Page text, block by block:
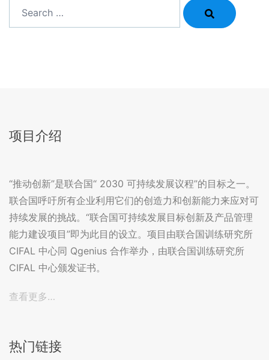
项目介绍
“推动创新”是联合国“ 2030 可持续发展议程”的目标之一。
联合国呼吁所有企业利用它们的创造力和创新能力来应对可
持续发展的挑战。“联合国可持续发展目标创新及产品管理
能力建设项目”即为此目的设立。项目由联合国训练研究所
CIFAL 中心同 Qgenius 合作举办，由联合国训练研究所
CIFAL 中心颁发证书。
查看更多…
热门链接